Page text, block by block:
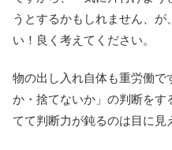
うとするかもしれません、が
い！良く考えてください。
物の出し入れ自体も重労働で
か・捨てないか」の判断を
てて判断力が鈍るのは目に見